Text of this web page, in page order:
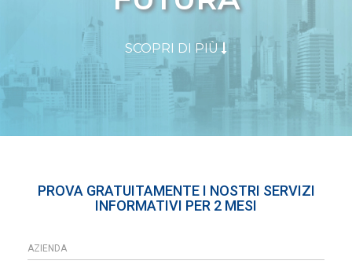
SCOPRI DI PIÙ
PROVA GRATUITAMENTE I NOSTRI SERVIZI
INFORMATIVI PER 2 MESI